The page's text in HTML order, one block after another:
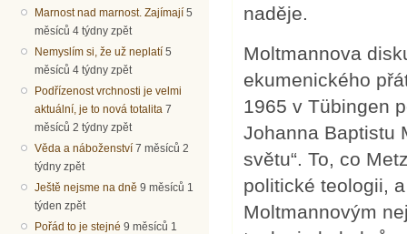
Marnost nad marnost. Zajímají 5
měsíců 4 týdny zpět
Nemyslím si, že už neplatí 5
měsíců 4 týdny zpět
Podřízenost vrchnosti je velmi
aktuální, je to nová totalita 7
měsíců 2 týdny zpět
Věda a náboženství 7 měsíců 2
týdny zpět
Ještě nejsme na dně 9 měsíců 1
týden zpět
Pořád to je stejné 9 měsíců 1
naděje.
Moltmannova
ekumenického
1965 v Tübingen
Johanna Baptistu
světu“. To, co
politické teologii,
Moltmannovým